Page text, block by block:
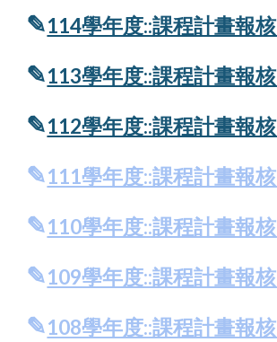
✎114學年度::課程計畫報
✎113學年度::課程計畫報
✎112學年度::課程計畫報
✎111學年度::課程計畫報
✎110學年度::課程計畫報
✎109學年度::課程計畫報
✎108學年度::課程計畫報